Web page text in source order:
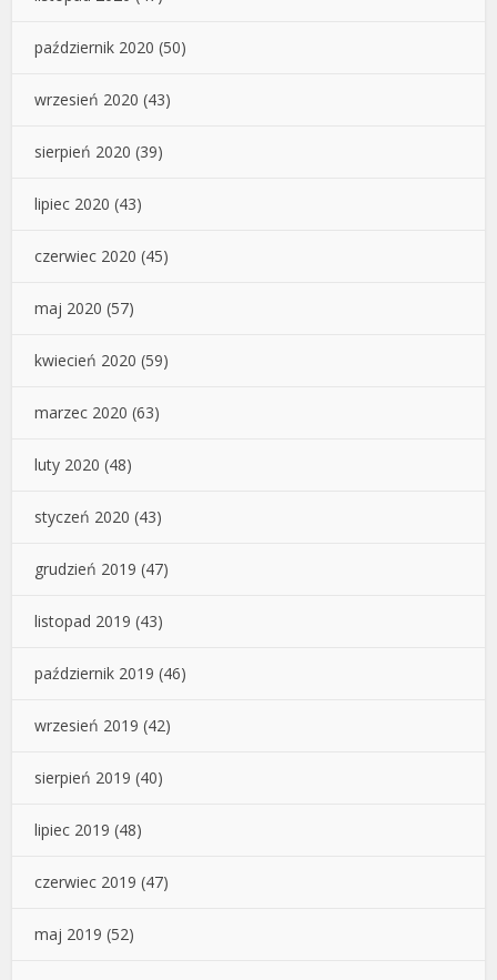
październik 2020 (50)
wrzesień 2020 (43)
sierpień 2020 (39)
lipiec 2020 (43)
czerwiec 2020 (45)
maj 2020 (57)
kwiecień 2020 (59)
marzec 2020 (63)
luty 2020 (48)
styczeń 2020 (43)
grudzień 2019 (47)
listopad 2019 (43)
październik 2019 (46)
wrzesień 2019 (42)
sierpień 2019 (40)
lipiec 2019 (48)
czerwiec 2019 (47)
maj 2019 (52)